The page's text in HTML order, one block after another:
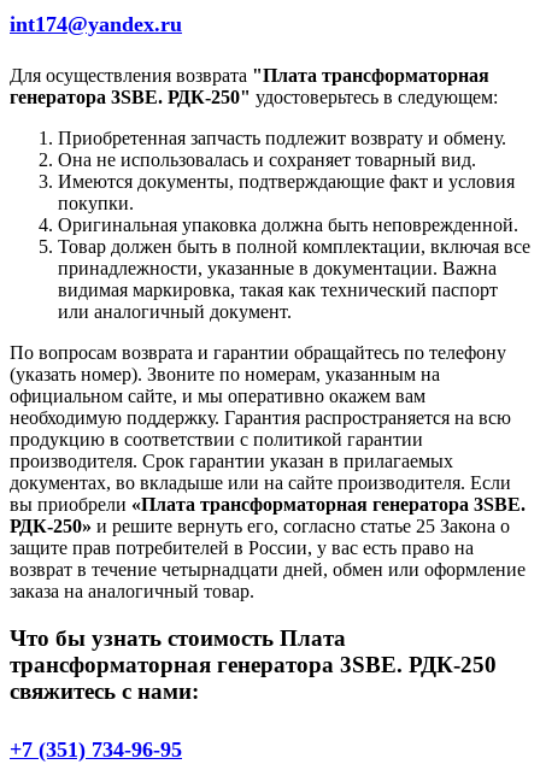
int174@yandex.ru
Для осуществления возврата "Плата трансформаторная
генератора 3SBE. РДК-250" удостоверьтесь в следующем:
Приобретенная запчасть подлежит возврату и обмену.
Она не использовалась и сохраняет товарный вид.
Имеются документы, подтверждающие факт и условия
покупки.
Оригинальная упаковка должна быть неповрежденной.
Товар должен быть в полной комплектации, включая все
принадлежности, указанные в документации. Важна
видимая маркировка, такая как технический паспорт
или аналогичный документ.
По вопросам возврата и гарантии обращайтесь по телефону
(указать номер). Звоните по номерам, указанным на
официальном сайте, и мы оперативно окажем вам
необходимую поддержку. Гарантия распространяется на всю
продукцию в соответствии с политикой гарантии
производителя. Срок гарантии указан в прилагаемых
документах, во вкладыше или на сайте производителя. Если
вы приобрели «Плата трансформаторная генератора 3SBE.
РДК-250» и решите вернуть его, согласно статье 25 Закона о
защите прав потребителей в России, у вас есть право на
возврат в течение четырнадцати дней, обмен или оформление
заказа на аналогичный товар.
Что бы узнать стоимость Плата
трансформаторная генератора 3SBE. РДК-250
свяжитесь с нами:
+7 (351) 734-96-95